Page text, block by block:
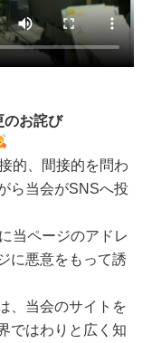
のお詫び
的、間接的を問わ
ら当会がSNSへ投
当ページのアドレ
に悪意をもって誘
、当会のサイトを
ではわりと広く知